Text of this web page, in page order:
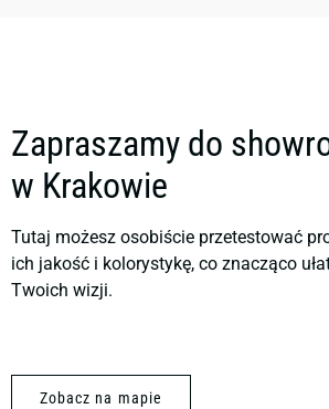
Zapraszamy do
w Krakowie
Tutaj możesz osobiście przetestować
ich jakość i kolorystykę, co znacząco
Twoich wizji.
Zobacz na mapie